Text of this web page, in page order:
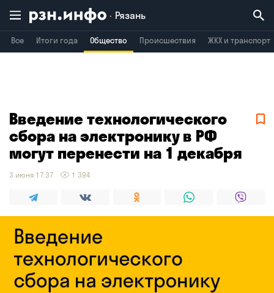
Рязань
Все Итоги года Общество Происшествия ЖКХ и транспорт
Воронеж Брянск
Введение технологического
сбора на электронику в РФ
могут перенести на 1 декабря
3 июня 17:37 1 394